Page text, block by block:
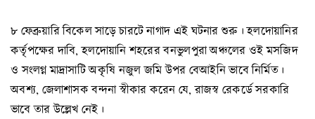
৮ ফেব্রুয়ারি বিকেল সাড়ে চারটে নাগাদ এই ঘটনার শুরু। হলদোয়ানির
কর্তৃপক্ষের দাবি, হলদোয়ানি শহরের বনভুলপুরা অঞ্চলের ওই মসজিদ
ও সংলগ্ন মাদ্রাসাটি অকৃষি নজুল জমি উপর বেআইনি ভাবে নির্মিত।
অবশ্য, জেলাশাসক বন্দনা স্বীকার করেন যে, রাজস্ব রেকর্ডে সরকারি
ভাবে তার উল্লেখ নেই।